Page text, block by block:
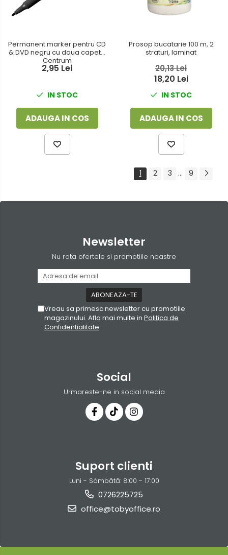
Permanent marker pentru CD
& DVD negru cu doua capete
Centrum
2,95 Lei
IN STOC
ADAUGA IN COS
Prosop bucatarie 100 m, 2
straturi, laminat
20,13 Lei
18,20 Lei
IN STOC
ADAUGA IN COS
1 2 3 ... 9
Newsletter
Nu rata ofertele si promotiile noastre
Vreau sa primesc newsletter cu promotiile
magazinului. Afla mai multe in Politica de
Confidentialitate
Social
Urmareste-ne in social media
Suport clienti
Luni - Sâmbătă: 8:00 - 17:00
0726225725
office@tobyoffice.ro